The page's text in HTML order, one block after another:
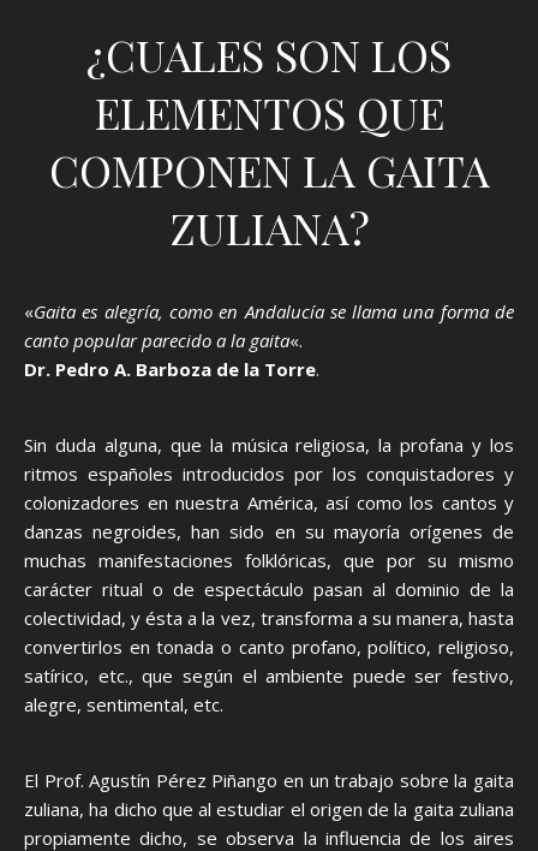
¿CUALES SON LOS
ELEMENTOS QUE
COMPONEN LA GAITA
ZULIANA?
«Gaita es alegría, como en Andalucía se llama una forma de
canto popular parecido a la gaita«.
Dr. Pedro A. Barboza de la Torre.
Sin duda alguna, que la música religiosa, la profana y los
ritmos españoles introducidos por los conquistadores y
colonizadores en nuestra América, así como los cantos y
danzas negroides, han sido en su mayoría orígenes de
muchas manifestaciones folklóricas, que por su mismo
carácter ritual o de espectáculo pasan al dominio de la
colectividad, y ésta a la vez, transforma a su manera, hasta
convertirlos en tonada o canto profano, político, religioso,
satírico, etc., que según el ambiente puede ser festivo,
alegre, sentimental, etc.
El Prof. Agustín Pérez Piñango en un trabajo sobre la gaita
zuliana, ha dicho que al estudiar el origen de la gaita zuliana
propiamente dicho, se observa la influencia de los aires